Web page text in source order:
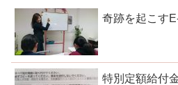
奇跡を起こす
特別定額給付